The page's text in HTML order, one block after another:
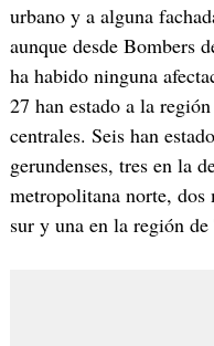
urbano y a alguna
aunque desde Bombers
ha habido ninguna
27 han estado a la
centrales. Seis han
gerundenses, tres en la
metropolitana norte,
sur y una en la región de